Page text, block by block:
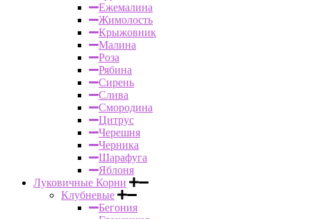
Ежемалина
Жимолость
Крыжовник
Малина
Роза
Рябина
Сирень
Слива
Смородина
Цитрус
Черешня
Черника
Шарафуга
Яблоня
Луковичные Корни
Клубневые
Бегония